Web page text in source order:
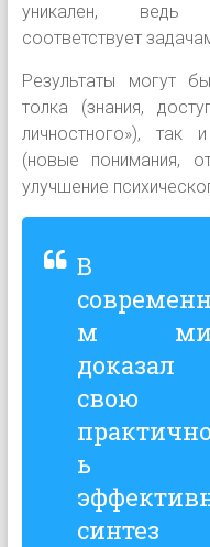
уникален, ведь
соответствует
Результаты могут
толка (знания,
личностного»), так
(новые понимания,
улучшение
В
м
доказал
свою
ь
синтез